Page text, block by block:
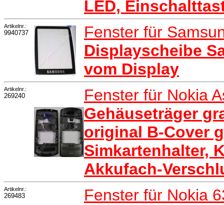
LED,
Artikelnr.:
9940737
Fenster für
Displayscheibe
vom Display
Artikelnr.:
269240
Fenster für Nokia
Gehäuseträger
original B-Cover
Simkartenhalter,
Akkufach-
Artikelnr.:
269483
Fenster für Nokia